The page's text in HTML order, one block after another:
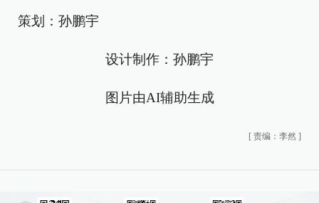
策划：孙鹏宇
设计制作：孙鹏宇
图片由AI辅助生成
[ 责编：李然 ]